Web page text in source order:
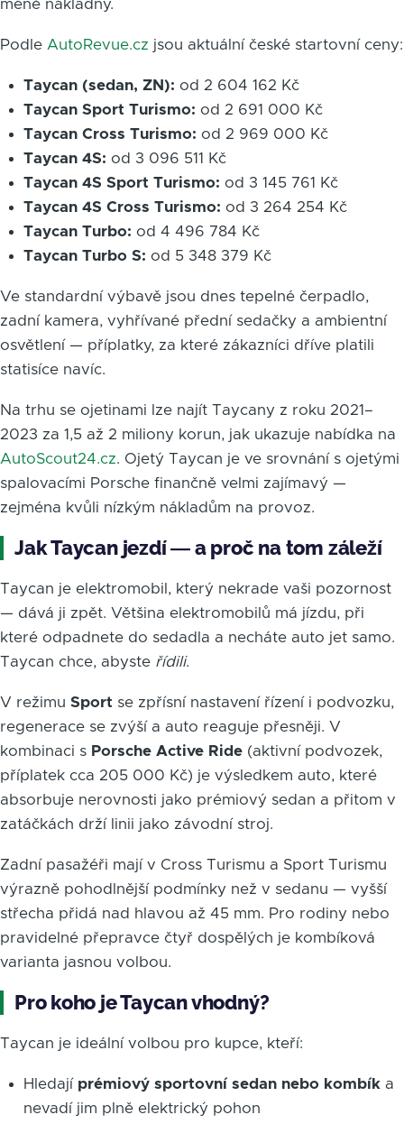
méně nákladný.
Podle AutoRevue.cz jsou aktuální české startovní ceny:
Taycan (sedan, ZN): od 2 604 162 Kč
Taycan Sport Turismo: od 2 691 000 Kč
Taycan Cross Turismo: od 2 969 000 Kč
Taycan 4S: od 3 096 511 Kč
Taycan 4S Sport Turismo: od 3 145 761 Kč
Taycan 4S Cross Turismo: od 3 264 254 Kč
Taycan Turbo: od 4 496 784 Kč
Taycan Turbo S: od 5 348 379 Kč
Ve standardní výbavě jsou dnes tepelné čerpadlo,
zadní kamera, vyhřívané přední sedačky a ambientní
osvětlení — příplatky, za které zákazníci dříve platili
statisíce navíc.
Na trhu se ojetinami lze najít Taycany z roku 2021–
2023 za 1,5 až 2 miliony korun, jak ukazuje nabídka na
AutoScout24.cz. Ojetý Taycan je ve srovnání s ojetými
spalovacími Porsche finančně velmi zajímavý —
zejména kvůli nízkým nákladům na provoz.
Jak Taycan jezdí — a proč na tom záleží
Taycan je elektromobil, který nekrade vaši pozornost
— dává ji zpět. Většina elektromobilů má jízdu, při
které odpadnete do sedadla a necháte auto jet samo.
Taycan chce, abyste řídili.
V režimu Sport se zpřísní nastavení řízení i podvozku,
regenerace se zvýší a auto reaguje přesněji. V
kombinaci s Porsche Active Ride (aktivní podvozek,
příplatek cca 205 000 Kč) je výsledkem auto, které
absorbuje nerovnosti jako prémiový sedan a přitom v
zatáčkách drží linii jako závodní stroj.
Zadní pasažéři mají v Cross Turismu a Sport Turismu
výrazně pohodlnější podmínky než v sedanu — vyšší
střecha přidá nad hlavou až 45 mm. Pro rodiny nebo
pravidelné přepravce čtyř dospělých je kombíková
varianta jasnou volbou.
Pro koho je Taycan vhodný?
Taycan je ideální volbou pro kupce, kteří:
Hledají prémiový sportovní sedan nebo kombíka
nevadí jim plně elektrický pohon